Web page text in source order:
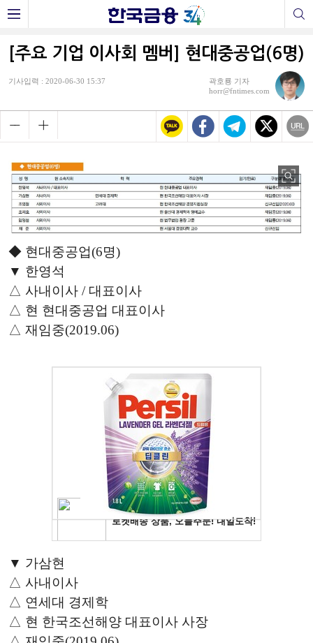
[주요 기업 이사회 멤버] 현대중공업(6명)
기사입력 : 2020-06-30 15:37
곽호룡 기자
horr@fntimes.com
◆ 현대중공업(6명)
▼ 한영석
△ 사내이사 / 대표이사
△ 현 현대중공업 대표이사
△ 재임중(2019.06)
▼ 가삼현
△ 사내이사
△ 연세대 경제학
△ 현 한국조선해양 대표이사 사장